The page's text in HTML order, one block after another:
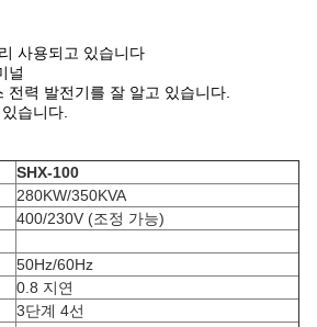
사용되고 있습니다
널
전력 발전기를 잘 알고 있습니다.
습니다.
SHX-100
280KW/350KVA
400/230V (조정 가능)
50Hz/60Hz
0.8 지연
3단계 4선